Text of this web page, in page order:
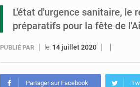
L'état d'urgence sanitaire, le
préparatifs pour la fête de
PUBLIÉ PAR le: 14 juillet 2020
Partager sur Facebook